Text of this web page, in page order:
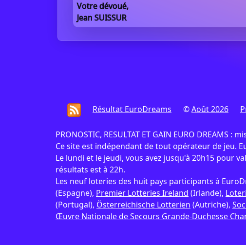
Votre dévoué,
Jean SUISSUR
Résultat EuroDreams ©Août 2026
PRONOSTIC, RESULTAT ET GAIN EURO DREAMS
Ce site est indépendant de tout opérateur de jeu.
Le lundi et le jeudi, vous avez jusqu'à 20h15 pour
résultats est à 22h.
Les neuf loteries des huit pays participants à
(Espagne), Premier Lotteries Ireland (Irlande),
(Portugal), Österreichische Lotterien (Autriche),
Œuvre Nationale de Secours Grande-Duchesse